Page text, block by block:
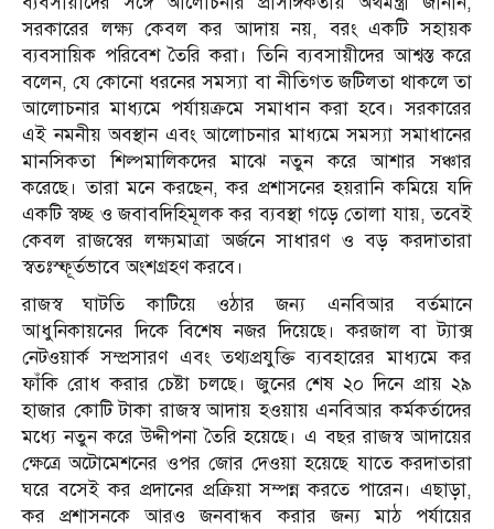
সরকারের লক্ষ্য কেবল কর আদায় নয়, বরং একটি সহায়ক
ব্যবসায়িক পরিবেশ তৈরি করা। তিনি ব্যবসায়ীদের আশ্বস্ত করে
বলেন, যে কোনো ধরনের সমস্যা বা নীতিগত জটিলতা থাকলে তা
আলোচনার মাধ্যমে পর্যায়ক্রমে সমাধান করা হবে। সরকারের
এই নমনীয় অবস্থান এবং আলোচনার মাধ্যমে সমস্যা সমাধানের
মানসিকতা শিল্পমালিকদের মাঝে নতুন করে আশার সঞ্চার
করেছে। তারা মনে করছেন, কর প্রশাসনের হয়রানি কমিয়ে যদি
একটি স্বচ্ছ ও জবাবদিহিমূলক কর ব্যবস্থা গড়ে তোলা যায়, তবেই
কেবল রাজস্বের লক্ষ্যমাত্রা অর্জনে সাধারণ ও বড় করদাতারা
স্বতঃস্ফূর্তভাবে অংশগ্রহণ করবে।
রাজস্ব ঘাটতি কাটিয়ে ওঠার জন্য এনবিআর বর্তমানে
আধুনিকায়নের দিকে বিশেষ নজর দিয়েছে। করজাল বা ট্যাক্স
নেটওয়ার্ক সম্প্রসারণ এবং তথ্যপ্রযুক্তি ব্যবহারের মাধ্যমে কর
ফাঁকি রোধ করার চেষ্টা চলছে। জুনের শেষ ২০ দিনে প্রায় ২৯
হাজার কোটি টাকা রাজস্ব আদায় হওয়ায় এনবিআর কর্মকর্তাদের
মধ্যে নতুন করে উদ্দীপনা তৈরি হয়েছে। এ বছর রাজস্ব আদায়ের
ক্ষেত্রে অটোমেশনের ওপর জোর দেওয়া হয়েছে যাতে করদাতারা
ঘরে বসেই কর প্রদানের প্রক্রিয়া সম্পন্ন করতে পারেন। এছাড়া,
কর প্রশাসনকে আরও জনবান্ধব করার জন্য মাঠ পর্যায়ের